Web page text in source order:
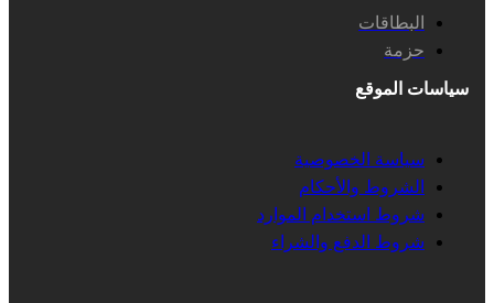
البطاقات
حزمة
سياسات الموقع
سياسة الخصوصية
الشروط والأحكام
شروط استخدام الموارد
شروط الدفع والشراء